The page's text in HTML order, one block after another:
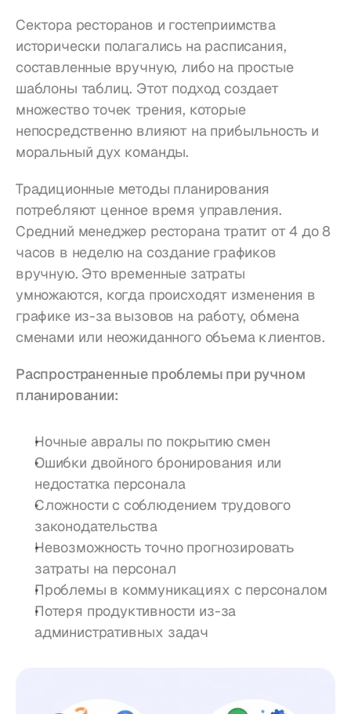
Сектора ресторанов и гостеприимства
исторически полагались на расписания,
составленные вручную, либо на простые
шаблоны таблиц. Этот подход создает
множество точек трения, которые
непосредственно влияют на прибыльность и
моральный дух команды.
Традиционные методы планирования
потребляют ценное время управления.
Средний менеджер ресторана тратит от 4 до 8
часов в неделю на создание графиков
вручную. Это временные затраты
умножаются, когда происходят изменения в
графике из-за вызовов на работу, обмена
сменами или неожиданного объема клиентов.
Распространенные проблемы при ручном
планировании:
Ночные авралы по покрытию смен
Ошибки двойного бронирования или
недостатка персонала
Сложности с соблюдением трудового
законодательства
Невозможность точно прогнозировать
затраты на персонал
Проблемы в коммуникациях с персоналом
Потеря продуктивности из-за
административных задач